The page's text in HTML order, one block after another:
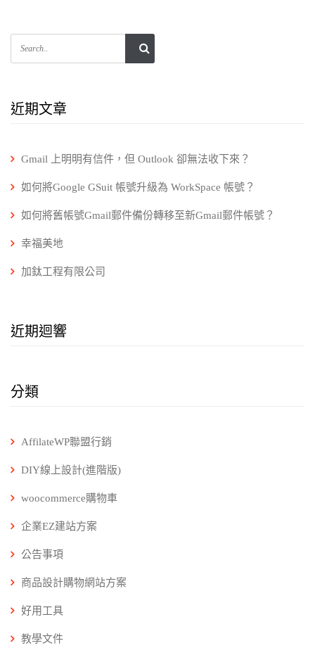
近期文章
Gmail 上明明有信件，但 Outlook 卻無法收下來？
如何將Google GSuit 帳號升級為 WorkSpace 帳號？
如何將舊帳號Gmail郵件備份轉移至新Gmail郵件帳號？
幸福美地
加鈦工程有限公司
近期迴響
分類
AffilateWP聯盟行銷
DIY線上設計(進階版)
woocommerce購物車
企業EZ建站方案
公告事項
商品設計購物網站方案
好用工具
教學文件